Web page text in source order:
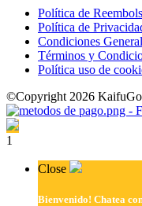
Política de
Política de
Condiciones
Términos y
Política uso de
©Copyright 2026
1
Close
Bienvenido! Chatea